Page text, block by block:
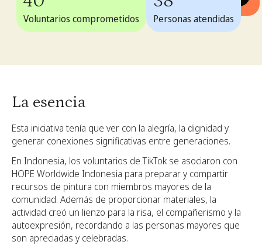
Voluntarios comprometidos Personas atendidas
La esencia
Esta iniciativa tenía que ver con la alegría, la dignidad y
generar conexiones significativas entre generaciones.
En Indonesia, los voluntarios de TikTok se asociaron con
HOPE Worldwide Indonesia para preparar y compartir
recursos de pintura con miembros mayores de la
comunidad. Además de proporcionar materiales, la
actividad creó un lienzo para la risa, el compañerismo y la
autoexpresión, recordando a las personas mayores que
son apreciadas y celebradas.